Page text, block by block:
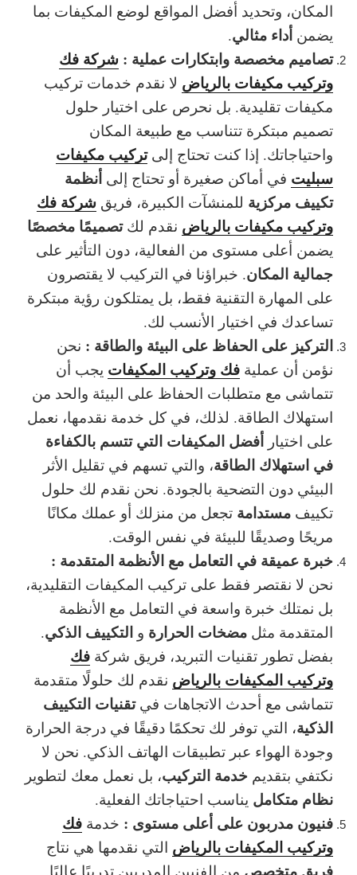
المكان، وتحديد أفضل المواقع لوضع المكيفات بما
يضمن أداء مثالي.
تصاميم مخصصة وابتكارات عملية : شركة فك
وتركيب مكيفات بالرياض لا نقدم خدمات تركيب
مكيفات تقليدية. بل نحرص على اختيار حلول
تصميم مبتكرة تتناسب مع طبيعة المكان
واحتياجاتك. إذا كنت تحتاج إلىتركيب مكيفات
سبليت في أماكن صغيرة أو تحتاج إلى أنظمة
تكييف مركزية للمنشآت الكبيرة، فريق شركة فك
وتركيب مكيفات بالرياض نقدم لكتصميمًا مخصصًا
يضمن أعلى مستوى من الفعالية، دون التأثير على
جمالية المكان. خبراؤنا في التركيب لا يقتصرون
على المهارة التقنية فقط، بل يمتلكون رؤية مبتكرة
تساعدك في اختيار الأنسب لك.
التركيز على الحفاظ على البيئة والطاقة : نحن
نؤمن أن عملية فك وتركيب المكيفات يجب أن
تتماشى مع متطلبات الحفاظ على البيئة والحد من
استهلاك الطاقة. لذلك، في كل خدمة نقدمها، نعمل
على اختيار أفضل المكيفات التي تتسم بالكفاءة
في استهلاك الطاقة، والتي تسهم في تقليل الأثر
البيئي دون التضحية بالجودة. نحن نقدم لك حلول
تكييف مستدامة تجعل من منزلك أو عملك مكانًا
مريحًا وصديقًا للبيئة في نفس الوقت.
خبرة عميقة في التعامل مع الأنظمة المتقدمة :
نحن لا نقتصر فقط على تركيب المكيفات التقليدية،
بل نمتلك خبرة واسعة في التعامل مع الأنظمة
المتقدمة مثل مضخات الحرارة و التكييف الذكي.
بفضل تطور تقنيات التبريد، فريق شركة فك
وتركيب المكيفات بالرياض نقدم لك حلولًا متقدمة
تتماشى مع أحدث الاتجاهات فيتقنيات التكييف
الذكية، التي توفر لك تحكمًا دقيقًا في درجة الحرارة
وجودة الهواء عبر تطبيقات الهاتف الذكي. نحن لا
نكتفي بتقديم خدمة التركيب، بل نعمل معك لتطوير
نظام متكامل يناسب احتياجاتك الفعلية.
فنيون مدربون على أعلى مستوى : خدمة فك
وتركيب المكيفات بالرياض التي نقدمها هي نتاج
من الفنيين المدربين تدريبًا عاليًا.